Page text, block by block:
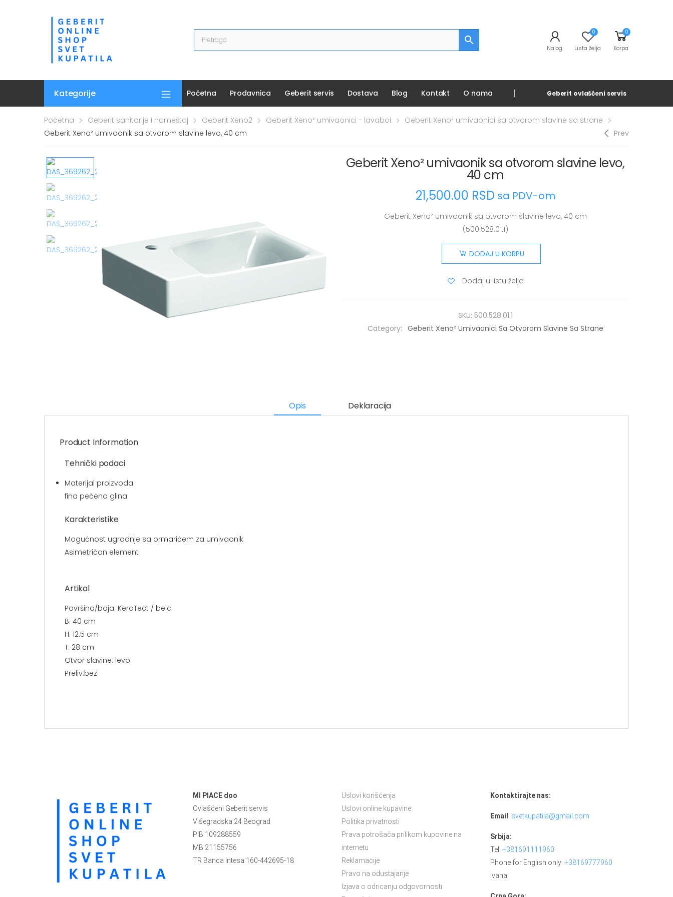
Nalog
0
Lista želja
0
Korpa
Kategorije Početna Prodavnica Geberit servis Dostava Blog Kontakt O nama Geberit ovlašćeni servis
Početna Geberit sanitarije i nameštaj Geberit Xeno2 Geberit Xeno² umivaonici - lavaboi
Geberit Xeno² umivaonici sa otvorom slavine sa strane
Geberit Xeno² umivaonik sa otvorom slavine levo, 40 cm
Prev
Geberit Xeno² umivaonik sa otvorom slavine levo,
40 cm
21,500.00 RSD sa PDV-om
Geberit Xeno² umivaonik sa otvorom slavine levo, 40 cm
(500.528.01.1)
DODAJ U KORPU
Dodaj u listu želja
SKU: 500.528.01.1
Category: Geberit Xeno² Umivaonici Sa Otvorom Slavine Sa Strane
Opis Deklaracija
Product Information
Tehnički podaci
Materijal proizvoda
fina pečena glina
Karakteristike
Mogućnost ugradnje sa ormarićem za umivaonik
Asimetričan element
Artikal
Površina/boja: KeraTect / bela
B: 40 cm
H: 12.5 cm
T: 28 cm
Otvor slavine: levo
Preliv:bez
MI PIACE doo
Ovlašćeni Geberit servis
Višegradska 24 Beograd
PIB 109288559
MB 21155756
TR Banca Intesa 160-442695-18
Uslovi korišćenja
Uslovi online kupavine
Politika privatnosti
Prava potrošača prilikom kupovine na
internetu
Reklamacije
Pravo na odustajanje
Izjava o odricanju odgovornosti
Kontaktirajte nas:
Email : svetkupatila@gmail.com
Srbija:
Tel. +381691111960
Phone for English only: +38169777960
Ivana